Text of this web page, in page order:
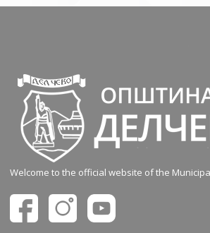
Welcome to the official website of the